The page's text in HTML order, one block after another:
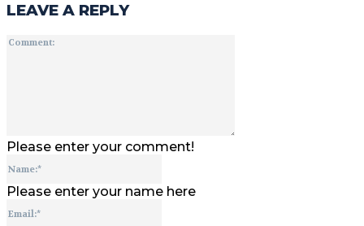
LEAVE A REPLY
Please enter your comment!
Please enter your name here